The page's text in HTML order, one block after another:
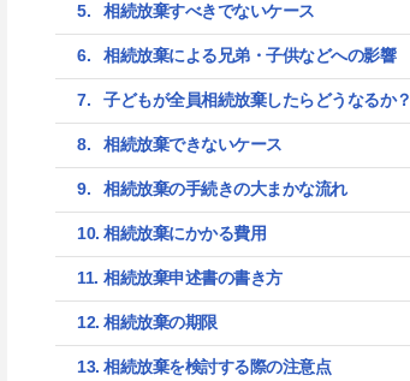
相続放棄すべきでないケース
相続放棄による兄弟・子供などへの影響
子どもが全員相続放棄したらどうなるか？
相続放棄できないケース
相続放棄の手続きの大まかな流れ
相続放棄にかかる費用
相続放棄申述書の書き方
相続放棄の期限
相続放棄を検討する際の注意点